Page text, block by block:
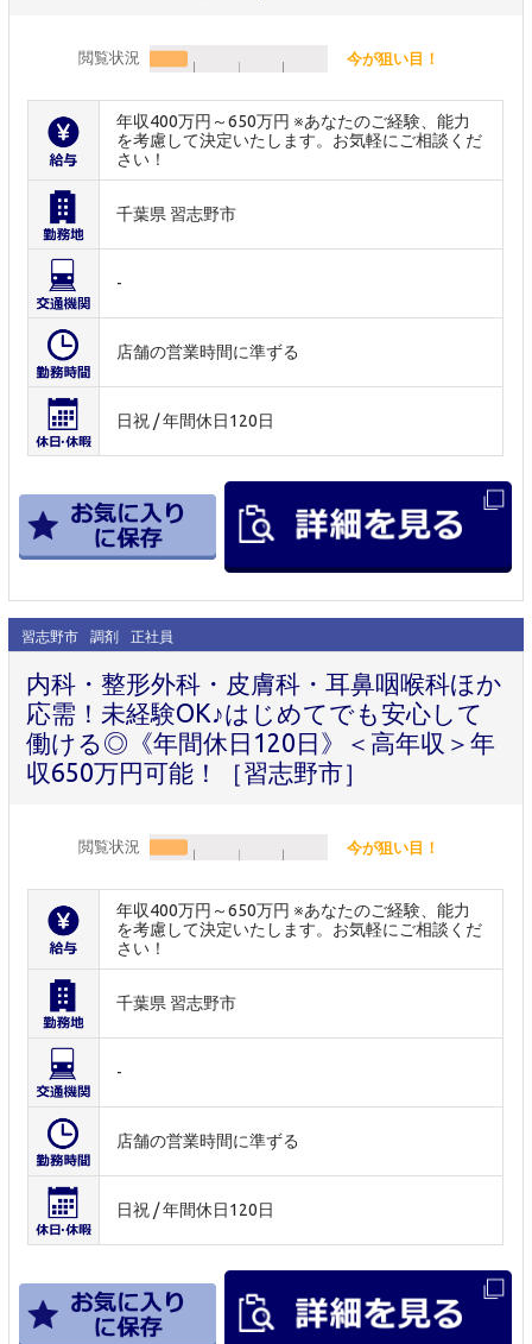
閲覧状況 今が狙い目！
年収400万円～650万円 ※あなたのご経験、能力
を考慮して決定いたします。お気軽にご相談くだ
さい！
千葉県 習志野市
-
店舗の営業時間に準ずる
日祝 / 年間休日120日
習志野市 調剤 正社員
内科・整形外科・皮膚科・耳鼻咽喉科ほか
応需！未経験OK♪はじめてでも安心して
働ける◎《年間休日120日》＜高年収＞年
収650万円可能！［習志野市］
閲覧状況 今が狙い目！
年収400万円～650万円 ※あなたのご経験、能力
を考慮して決定いたします。お気軽にご相談くだ
さい！
千葉県 習志野市
-
店舗の営業時間に準ずる
日祝 / 年間休日120日